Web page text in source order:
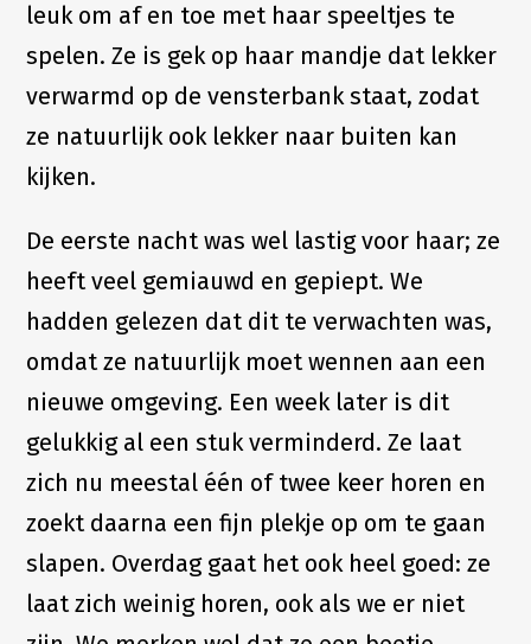
leuk om af en toe met haar speeltjes te
spelen. Ze is gek op haar mandje dat lekker
verwarmd op de vensterbank staat, zodat
ze natuurlijk ook lekker naar buiten kan
kijken.
De eerste nacht was wel lastig voor haar; ze
heeft veel gemiauwd en gepiept. We
hadden gelezen dat dit te verwachten was,
omdat ze natuurlijk moet wennen aan een
nieuwe omgeving. Een week later is dit
gelukkig al een stuk verminderd. Ze laat
zich nu meestal één of twee keer horen en
zoekt daarna een fijn plekje op om te gaan
slapen. Overdag gaat het ook heel goed: ze
laat zich weinig horen, ook als we er niet